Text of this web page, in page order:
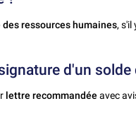
des ressources humaines, s'il
d'un
lettre recommandéeavec